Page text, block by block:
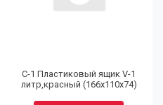
С-1 Пластиковый ящик V-1
литр,красный (166х110х74)